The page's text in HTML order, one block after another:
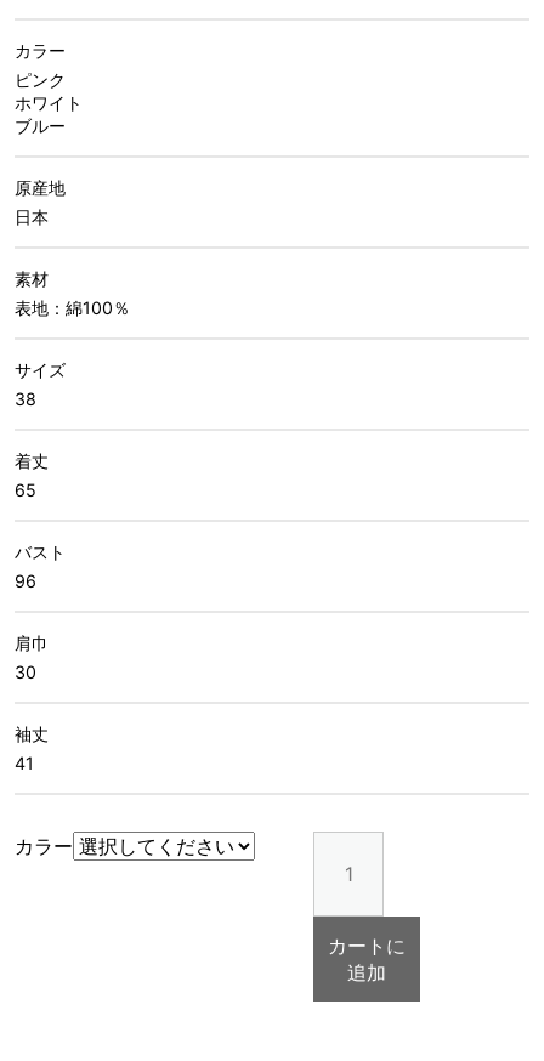
カラー
ピンク
ホワイト
ブルー
原産地
日本
素材
表地：綿100％
サイズ
38
着丈
65
バスト
96
肩巾
30
袖丈
41
カラー
ュ
カートに
追加